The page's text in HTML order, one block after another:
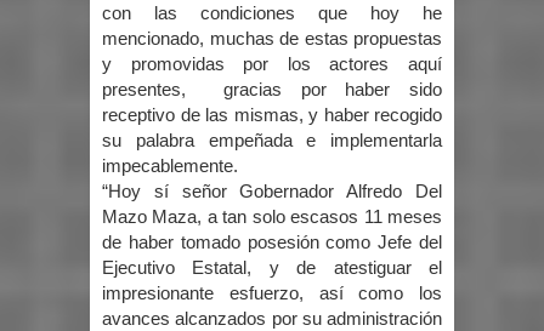
con las condiciones que hoy he
mencionado, muchas de estas propuestas
y promovidas por los actores aquí
presentes, gracias por haber sido
receptivo de las mismas, y haber recogido
su palabra empeñada e implementarla
impecablemente.
“Hoy sí señor Gobernador Alfredo Del
Mazo Maza, a tan solo escasos 11 meses
de haber tomado posesión como Jefe del
Ejecutivo Estatal, y de atestiguar el
impresionante esfuerzo, así como los
avances alcanzados por su administración